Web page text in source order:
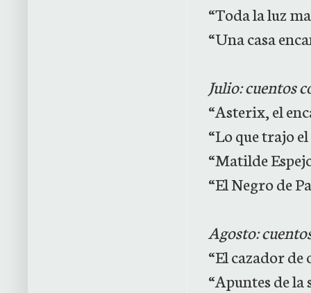
“Toda la luz
“Una casa
Julio: cuentos
“Asterix, el
“Lo que trajo
“Matilde
“El Negro de
Agosto:
“El cazador
“Apuntes de